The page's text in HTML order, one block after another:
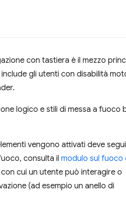
con tastiera è il mezzo
gli utenti con disabilità
logico e stili di messa a fuoco
vengono attivati deve
consulta il modulo sul fuoco
cui un utente può interagire o
(ad esempio un anello di